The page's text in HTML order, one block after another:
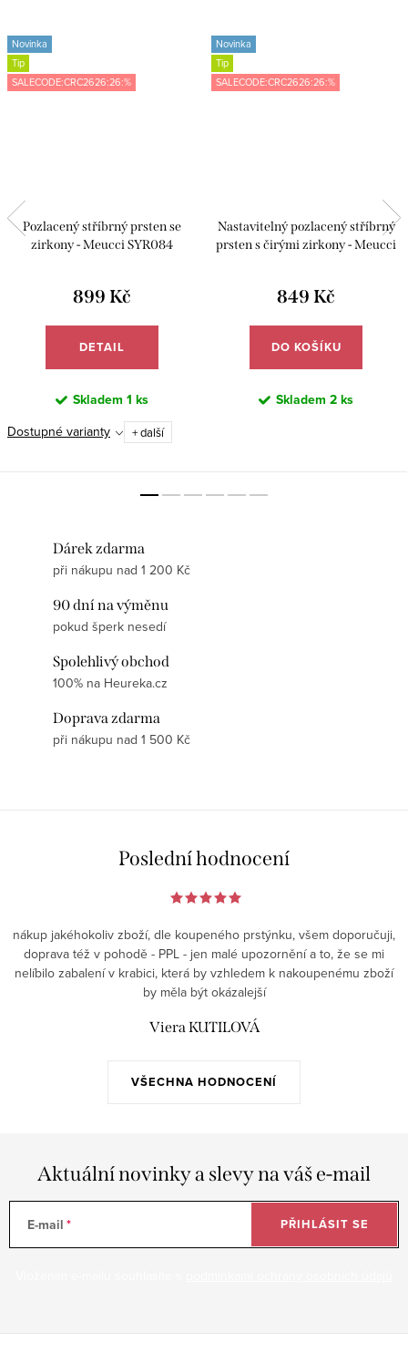
Novinka
Tip
SALECODE:CRC2626:26:%
Pozlacený stříbrný prsten se
zirkony - Meucci SYR084
899 Kč
DETAIL
Skladem 1 ks
Dostupné varianty
+ další
Novinka
Tip
SALECODE:CRC2626:26:%
Nastavitelný pozlacený stříbrný
prsten s čirými zirkony - Meucci
849 Kč
DO KOŠÍKU
Skladem 2 ks
Dárek zdarma
při nákupu nad 1 200 Kč
90 dní na výměnu
pokud šperk nesedí
Spolehlivý obchod
100% na Heureka.cz
Doprava zdarma
při nákupu nad 1 500 Kč
Poslední hodnocení
VŠECHNA HODNOCENÍ
nákup jakéhokoliv zboží, dle koupeného prstýnku, všem doporučuji,
doprava též v pohodě - PPL - jen malé upozornění a to, že se mi
nelíbilo zabalení v krabici, která by vzhledem k nakoupenému zboží
by měla být okázalejší
Viera KUTILOVÁ
Aktuální novinky a slevy na váš e-mail
E-mail PŘIHLÁSIT SE